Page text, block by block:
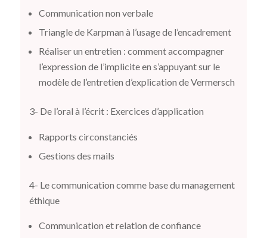
Communication non verbale
Triangle de Karpman à l’usage de l’encadrement
Réaliser un entretien : comment accompagner
l’expression de l’implicite en s’appuyant sur le
modèle de l’entretien d’explication de Vermersch
3- De l’oral à l’écrit : Exercices d’application
Rapports circonstanciés
Gestions des mails
4- Le communication comme base du management
éthique
Communication et relation de confiance